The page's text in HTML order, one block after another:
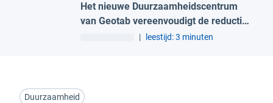
Het nieuwe Duurzaamheidscentrum
van Geotab vereenvoudigt de reductie
van brandstof en emissies
| leestijd: 3 minuten
Duurzaamheid